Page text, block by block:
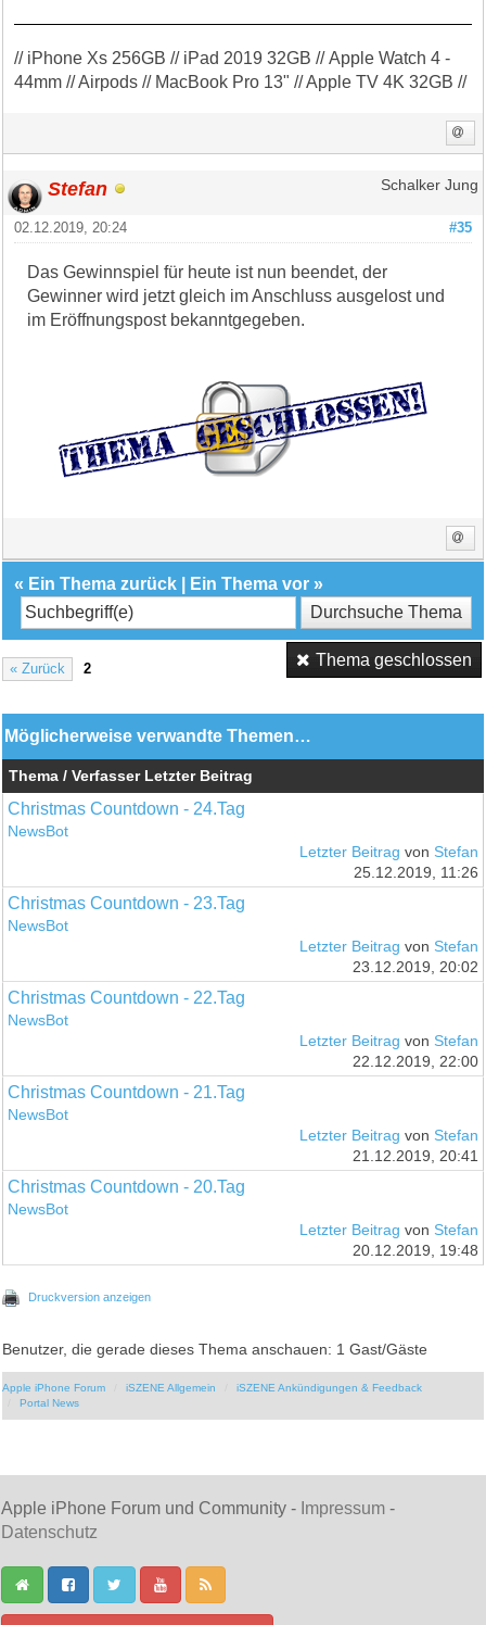
// iPhone Xs 256GB // iPad 2019 32GB // Apple Watch 4 -
44mm // Airpods // MacBook Pro 13" // Apple TV 4K 32GB //
Stefan Schalker Jung
#35
02.12.2019, 20:24
Das Gewinnspiel für heute ist nun beendet, der
Gewinner wird jetzt gleich im Anschluss ausgelost und
im Eröffnungspost bekanntgegeben.
« Ein Thema zurück Ein Thema vor »
« Zurück 2 Thema geschlossen
Möglicherweise verwandte Themen…
Thema / Verfasser Letzter Beitrag
Christmas Countdown - 24.Tag
NewsBot
Letzter Beitrag von Stefan
25.12.2019, 11:26
Christmas Countdown - 23.Tag
NewsBot
Letzter Beitrag von Stefan
23.12.2019, 20:02
Christmas Countdown - 22.Tag
NewsBot
Letzter Beitrag von Stefan
22.12.2019, 22:00
Christmas Countdown - 21.Tag
NewsBot
Letzter Beitrag von Stefan
21.12.2019, 20:41
Christmas Countdown - 20.Tag
NewsBot
Letzter Beitrag von Stefan
20.12.2019, 19:48
Druckversion anzeigen
Benutzer, die gerade dieses Thema anschauen: 1 Gast/Gäste
Apple iPhone Forum iSZENE Allgemein
iSZENE Ankündigungen & Feedback
Portal News
Apple iPhone Forum und Community - Impressum -
Datenschutz